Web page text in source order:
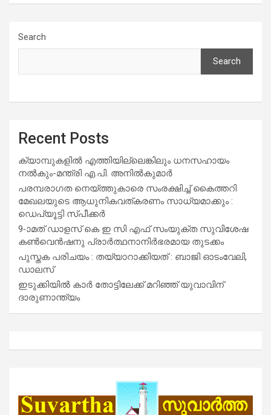
Search
Search
Recent Posts
ക്യാമ്പുകളിൽ എത്തിയില്ലെങ്കിലും ധനസഹായം
നൽകും-മന്ത്രി എ.പി. അനിൽകുമാർ
പരമ്പരാഗത നെയ്ത്തുകാരെ സംരക്ഷിച്ച് കൈത്തറി
മേഖലയുടെ ആധുനികവത്കരണം സാധ്യമാക്കും :
ഡെപ്യൂട്ടി സ്പീക്കർ
9-ാമത് ഡാളസ് കെ ഇ സി എഫ് സംയുക്ത സുവിശേഷ
കൺവെൻഷനു പ്രാർത്ഥനാനിർഭരമായ തുടക്കം
പുസ്തക പരിചയം : തയ്യാറാക്കിയത് : ബാജി ഓടംവേലി,
ഡാലസ്
ഇടുക്കിയിൽ കാർ തോട്ടിലേക്ക് മറിഞ്ഞ് യുവാവിന്
ദാരുണാന്ത്യം